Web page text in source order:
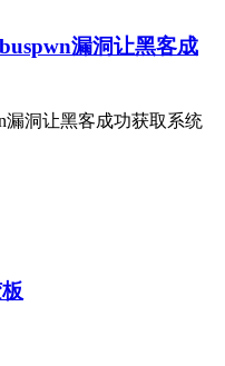
漏洞让黑客成
漏洞让黑客成功获取系统